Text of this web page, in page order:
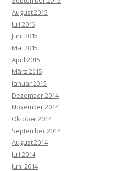
August 2015
Juli 2015
Juni 2015
Mai 2015
April 2015
März 2015
Januar 2015
Dezember 2014
November 2014
Oktober 2014
September 2014
August 2014
Juli 2014
Juni 2014